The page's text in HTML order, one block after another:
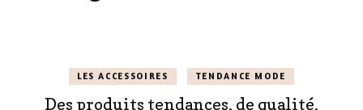
LES ACCESSOIRES TENDANCE MODE
Des produits tendances, de qualité,